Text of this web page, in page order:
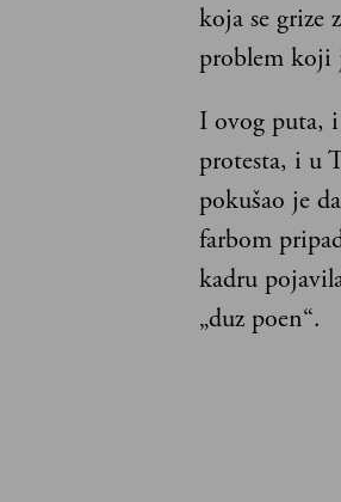
koja se grize
problem koji
I ovog puta,
protesta, i u
pokušao je
farbom
kadru
„duz poen“.